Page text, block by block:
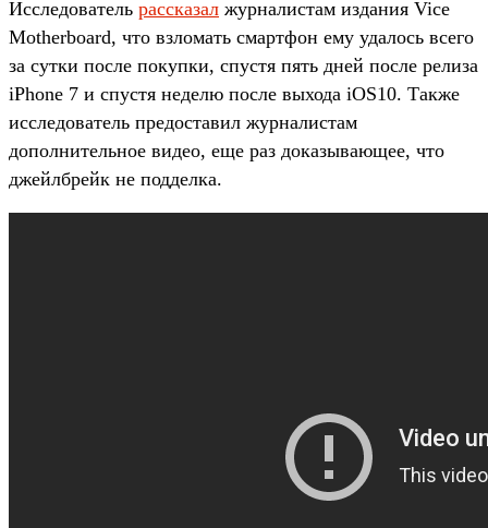
Исследователь рассказал журналистам издания Vice
Motherboard, что взломать смартфон ему удалось всего
за сутки после покупки, спустя пять дней после релиза
iPhone 7 и спустя неделю после выхода iOS10. Также
исследователь предоставил журналистам
дополнительное видео, еще раз доказывающее, что
джейлбрейк не подделка.